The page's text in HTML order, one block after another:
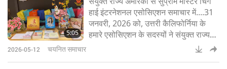
5:05
हाई इंटरनेशनल एसोसिएशन समाचार में....31
जनवरी, 2026 को, उत्तरी कैलिफोर्निया के
हमारे एसोसिएशन के सदस्यों ने संयुक्त राज्य
फ्रांसिस्को में कैथेड्रल ऑफ द सेंट मैरी ऑफ
2026-05-12 चयनित समाचार